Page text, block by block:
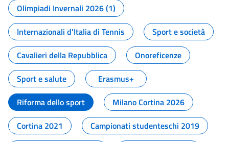
Olimpiadi Invernali 2026 (1)
Internazionali d'Italia di Tennis
Sport e società
Cavalieri della Repubblica
Onoreficenze
Sport e salute
Erasmus+
Riforma dello sport
Milano Cortina 2026
Cortina 2021
Campionati studenteschi 2019